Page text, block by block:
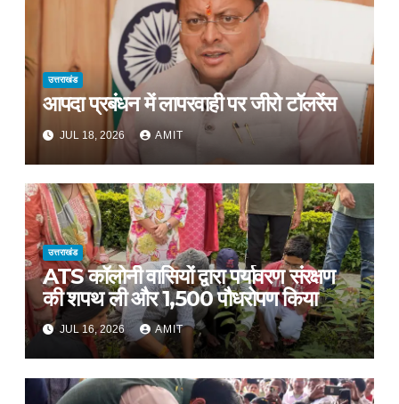
उत्तराखंड
आपदा प्रबंधन में लापरवाही पर जीरो टॉलरेंस
JUL 18, 2026 AMIT
उत्तराखंड
ATS कॉलोनी वासियों द्वारा पर्यावरण संरक्षण
की शपथ ली और 1,500 पौधरोपण किया
JUL 16, 2026 AMIT